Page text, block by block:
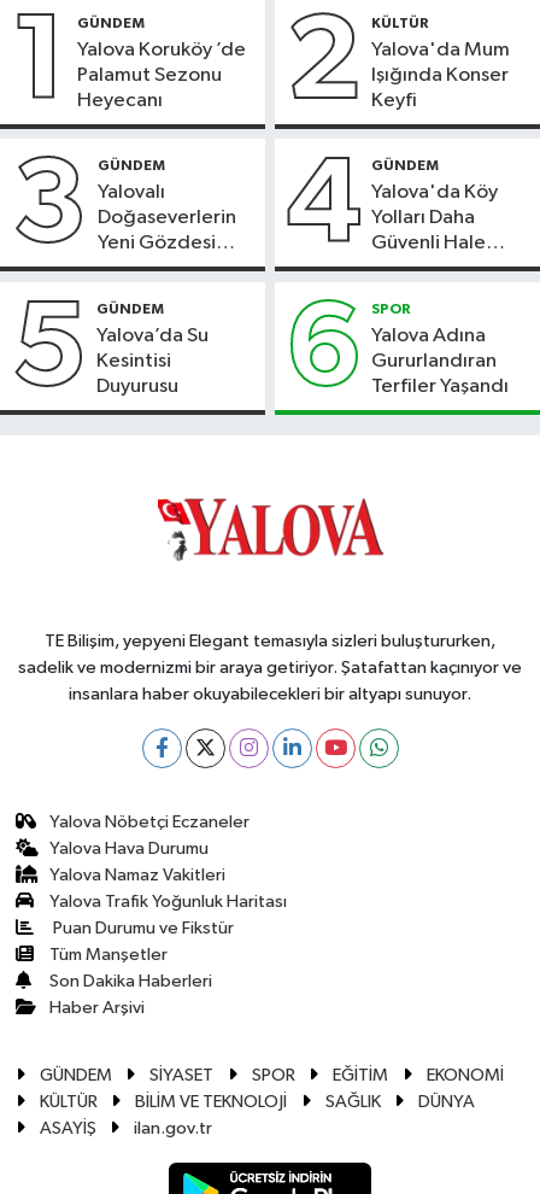
1 GÜNDEM
Yalova Koruköy ’de
Palamut Sezonu
Heyecanı
2 KÜLTÜR
Yalova'da Mum
Işığında Konser
Keyfi
3 GÜNDEM
Yalovalı
Doğaseverlerin
Yeni Gözdesi
Bolu'daki Meyve
4 GÜNDEM
Yalova'da Köy
Yolları Daha
Güvenli Hale
Geliyor
5 GÜNDEM
Yalova’da Su
Kesintisi
Duyurusu
6 SPOR
Yalova Adına
Gururlandıran
Terfiler Yaşandı
TE Bilişim, yepyeni Elegant temasıyla sizleri buluştururken,
sadelik ve modernizmi bir araya getiriyor. Şatafattan kaçınıyor ve
insanlara haber okuyabilecekleri bir altyapı sunuyor.
Yalova Nöbetçi Eczaneler
Yalova Hava Durumu
Yalova Namaz Vakitleri
Yalova Trafik Yoğunluk Haritası
Puan Durumu ve Fikstür
Tüm Manşetler
Son Dakika Haberleri
Haber Arşivi
GÜNDEM SİYASET SPOR EĞİTİM
EKONOMİ
KÜLTÜR
BİLİM VE TEKNOLOJİ SAĞLIK
DÜNYA
ASAYİŞ
ilan.gov.tr